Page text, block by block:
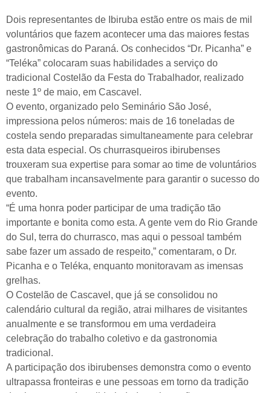
Dois representantes de Ibiruba estão entre os mais de mil
voluntários que fazem acontecer uma das maiores festas
gastronômicas do Paraná. Os conhecidos “Dr. Picanha” e
“Teléka” colocaram suas habilidades a serviço do
tradicional Costelão da Festa do Trabalhador, realizado
neste 1º de maio, em Cascavel.
O evento, organizado pelo Seminário São José,
impressiona pelos números: mais de 16 toneladas de
costela sendo preparadas simultaneamente para celebrar
esta data especial. Os churrasqueiros ibirubenses
trouxeram sua expertise para somar ao time de voluntários
que trabalham incansavelmente para garantir o sucesso do
evento.
“É uma honra poder participar de uma tradição tão
importante e bonita como esta. A gente vem do Rio Grande
do Sul, terra do churrasco, mas aqui o pessoal também
sabe fazer um assado de respeito,” comentaram, o Dr.
Picanha e o Teléka, enquanto monitoravam as imensas
grelhas.
O Costelão de Cascavel, que já se consolidou no
calendário cultural da região, atrai milhares de visitantes
anualmente e se transformou em uma verdadeira
celebração do trabalho coletivo e da gastronomia
tradicional.
A participação dos ibirubenses demonstra como o evento
ultrapassa fronteiras e une pessoas em torno da tradição